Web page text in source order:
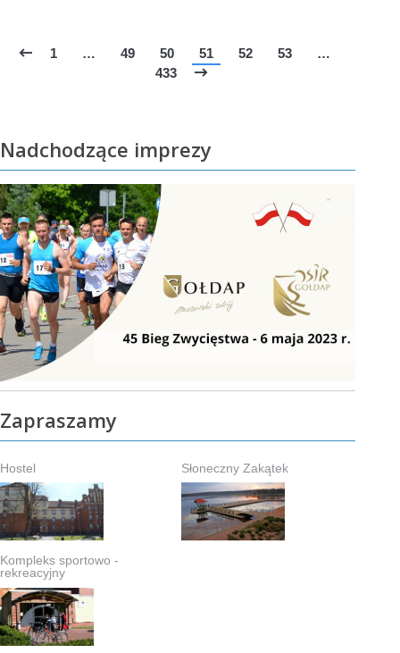
1 … 49 50 51 52 53
…
433
Nadchodzące imprezy
Zapraszamy
Hostel Słoneczny Zakątek
Kompleks sportowo -
rekreacyjny